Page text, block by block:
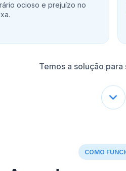
ocioso e prejuízo no
Temos a solução
COMO